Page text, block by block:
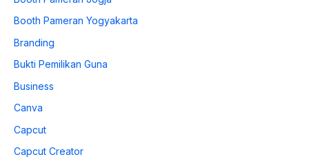
Booth Pameran Yogyakarta
Branding
Bukti Pemilikan Guna
Business
Canva
Capcut
Capcut Creator